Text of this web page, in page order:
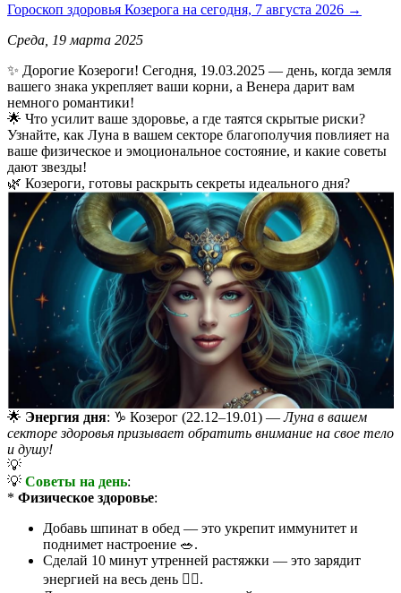
Гороскоп здоровья Козерога на сегодня, 7 августа 2026 →
Среда, 19 марта 2025
✨ Дорогие Козероги! Сегодня, 19.03.2025 — день, когда земля
вашего знака укрепляет ваши корни, а Венера дарит вам
немного романтики!
🌟 Что усилит ваше здоровье, а где таятся скрытые риски?
Узнайте, как Луна в вашем секторе благополучия повлияет на
ваше физическое и эмоциональное состояние, и какие советы
дают звезды!
🌿 Козероги, готовы раскрыть секреты идеального дня?
🌟 Энергия дня: ♑️ Козерог (22.12–19.01) —Луна в вашем
секторе здоровья призывает обратить внимание на свое тело
и душу!
💡
💡 Советы на день:
* Физическое здоровье:
Добавь шпинат в обед — это укрепит иммунитет и
поднимет настроение 🥗.
Сделай 10 минут утренней растяжки — это зарядит
энергией на весь день 🧘‍♀️.